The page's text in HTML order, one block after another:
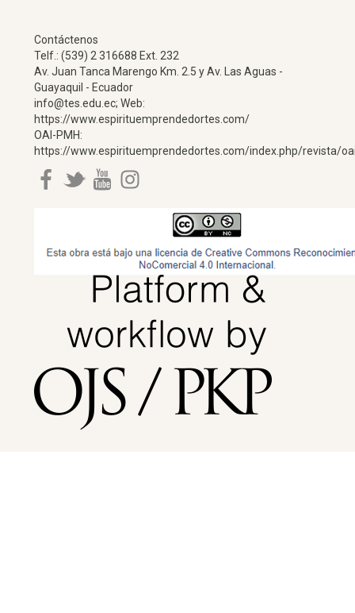
Contáctenos
Telf.: (539) 2 316688 Ext. 232
Av. Juan Tanca Marengo Km. 2.5 y Av. Las Aguas -
Guayaquil - Ecuador
info@tes.edu.ec; Web:
https://www.espirituemprendedortes.com/
OAI-PMH:
https://www.espirituemprendedortes.com/index.php/revista/